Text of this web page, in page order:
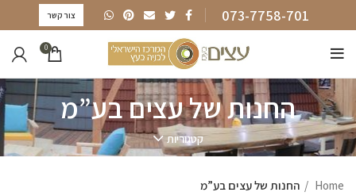
073-7758-701 צור קשר
0
החנות של עצים בע”מ
קטגוריות
Home החנות של עצים בע”מ